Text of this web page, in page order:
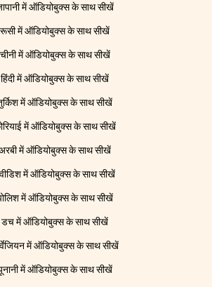
में ऑडियोबुक्स के साथ सीखें
रूसी में ऑडियोबुक्स के साथ सीखें
चीनी में ऑडियोबुक्स के साथ सीखें
हिंदी में ऑडियोबुक्स के साथ सीखें
में ऑडियोबुक्स के साथ सीखें
में ऑडियोबुक्स के साथ सीखें
में ऑडियोबुक्स के साथ सीखें
में ऑडियोबुक्स के साथ सीखें
में ऑडियोबुक्स के साथ सीखें
डच में ऑडियोबुक्स के साथ सीखें
में ऑडियोबुक्स के साथ सीखें
में ऑडियोबुक्स के साथ सीखें